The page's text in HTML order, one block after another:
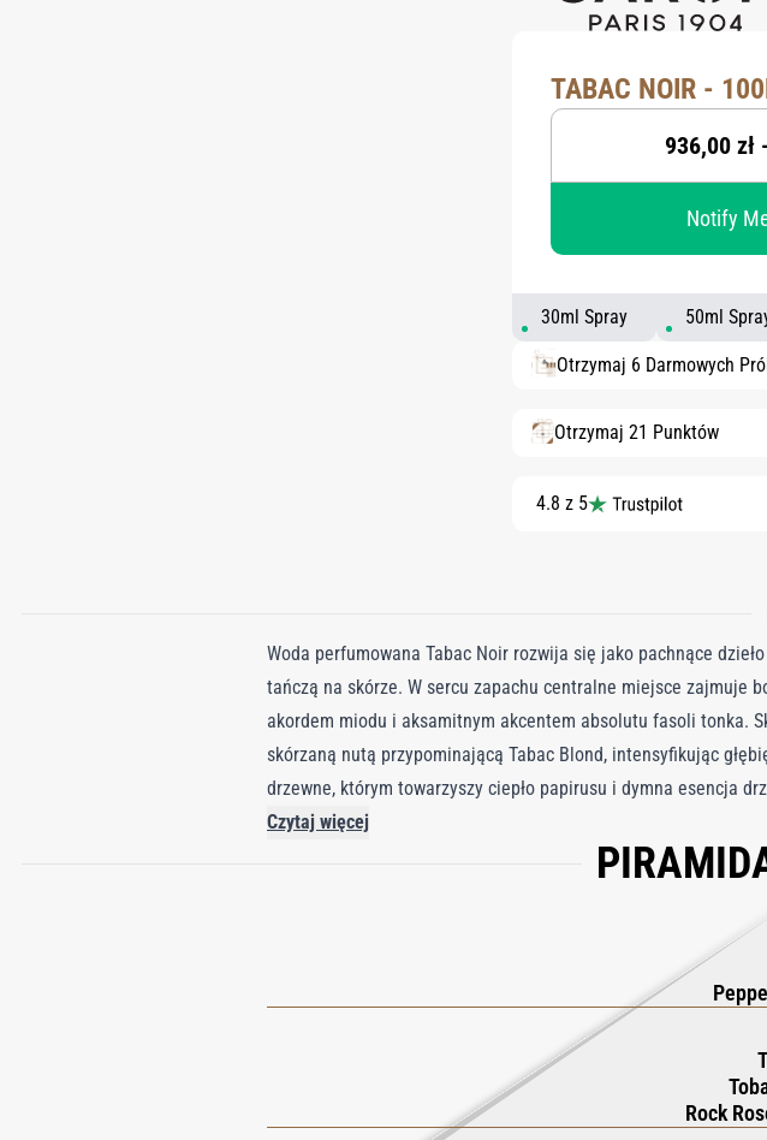
TABAC NOIR -
936,00 zł
Notify
30ml Spray 50ml
Otrzymaj 6 Darmowych
Otrzymaj 21 Punktów
4.8 z 5
Woda perfumowana Tabac Noir rozwija się jako pachnące
tańczą na skórze. W sercu zapachu centralne miejsce zajmuje
akordem miodu i aksamitnym akcentem absolutu fasoli tonka.
skórzaną nutą przypominającą Tabac Blond, intensyfikując
drzewne, którym towarzyszy ciepło papirusu i dymna esencja
barokiem, kończy się otaczającym piętnem na skórze,
butelce. Tabac Noir staje się zapachową podróżą,
przygody, w której każda nuta przyczynia się do wciągającego
Czytaj więcej
Rock